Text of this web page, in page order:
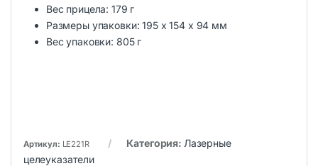
Вес прицела: 179 г
Размеры упаковки: 195 x 154 x 94 мм
Вес упаковки: 805 г
Артикул: LE221R Категория: Лазерные
целеуказатели